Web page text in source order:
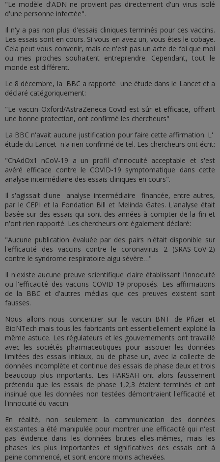
"Le modèle d'ADN ne provient pas directement d'un virus isolé
d'une personne infectée".
Il n'y a pas non plus d'essais cliniques terminés pour ces vaccins.
Les essais sont en cours. Si vous en avez un, vous êtes le cobaye.
Cela peut vous convenir, mais ce n'est pas un acte de foi que moi
ou mes proches souhaitent entreprendre. Cependant, tout le
monde est différent.
Le 8 décembre, la BBC a rapporté une étude dans le Lancet et a
déclaré catégoriquement:
"Le vaccin Oxford/AstraZeneca Covid est sûr et efficace, offrant
une bonne protection, ont confirmé les chercheurs"
La BBC n'avait aucune justification pour faire cette affirmation. L'
étude du Lancet n'a rien confirmé de tel. Les chercheurs ont écrit:
"ChAdOx1 nCoV-19 a un profil d'innocuité acceptable et s'est
avéré efficace contre le COVID-19 symptomatique dans cette
analyse intermédiaire des essais cliniques en cours".
Il s'agissait d'une analyse intermédiaire financée, entre autres,
par le CEPI et la Fondation Bill et Melinda Gates. L'analyse était
basée sur des essais qui sont des années à compter de la fin et
n'ont rien rapporté. Les chercheurs ont également déclaré:
"Aucune publication évaluée par des pairs n'était disponible sur
l'efficacité des vaccins contre le coronavirus 2 (SRAS-CoV-2)
contre le syndrome respiratoire aigu sévère…"
Il n'existe aucune preuve scientifique claire établissant l'innocuité
ou l'efficacité des vaccins COVID 19 proposés. Les affirmations
de la BBC et d'autres médias que ces preuves existent sont
fausses.
Nous allons nous concentrer sur le vaccin BNT de Pfizer et
BioNTech mais tous les fabricants ont essentiellement exploité la
même astuce. Les régulateurs et les gouvernements ont travaillé
avec les sociétés pharmaceutiques pour associer les données
limitées des essais initiaux, ou de phase un, avec la collecte de
données incomplète et continue des essais de phase deux et trois
beaucoup plus importants. Les HARSAH ont alors faussement
prétendu que les essais de phase 1,2,3 étaient terminés et ont
insinué que les données non testées démontraient l'efficacité et
l'innocuité du vaccin.
En réalité, non seulement la communication des données
existantes a été manipulée pour montrer une efficacité qui n'est
pas évidente dans les données brutes elles-mêmes, mais les
phases les plus importantes et significatives des essais ont à
peine commencé, et sont encore moins achevées.